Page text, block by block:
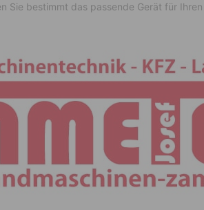
Sie bestimmt das passende Gerät für Ihren